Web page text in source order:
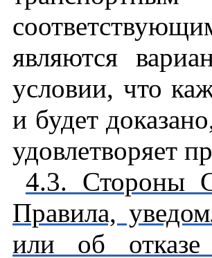
являются
условии, что
и будет
удовлетворяет
4.3. Стороны
Правила,
или об